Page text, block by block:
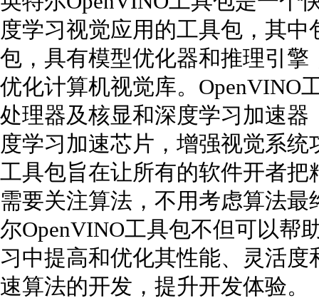
度学习视觉应用的工具包，其
包，具有模型优化器和推理引擎
优化计算机视觉库。OpenVINO
处理器及核显和深度学习加速器
度学习加速芯片，增强视觉系
工具包旨在让所有的软件开者
需要关注算法，不用考虑算法
尔OpenVINO工具包不但可以帮
习中提高和优化其性能、灵活
速算法的开发，提升开发体验。